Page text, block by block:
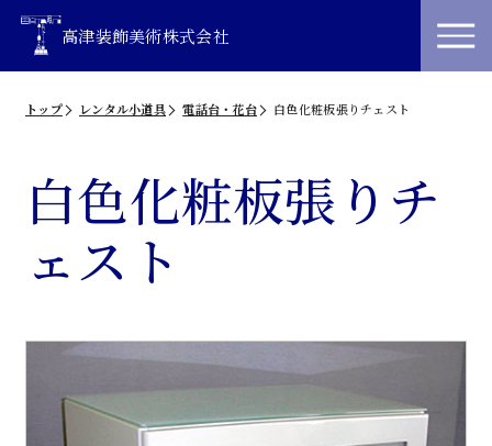
高津装飾美術株式会社
トップ レンタル小道具 電話台・花台 白色化粧板張りチェスト
白色化粧板張りチ
ェスト